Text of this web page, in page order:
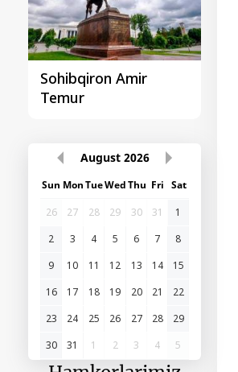
Sohibqiron Amir
Temur
August 2026
Sun MonTueWedThu Fri Sat
26
27 28 29 30 31
1
2
3 4 5 6 7
8
9
10 11 12 13 14
15
16
17 18 19 20 21
22
23
24 25 26 27 28
29
30
31 1 2 3 4 5